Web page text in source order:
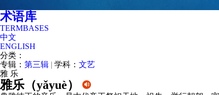
术语库
TERMBASES
中文
ENGLISH
分类：
专辑： 第三辑 | 学科： 文艺
雅 乐
雅乐（yǎyuè）